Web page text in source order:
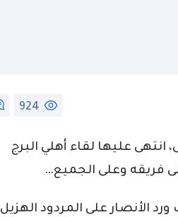
924
عليها لقاء أهلي البرج
فريقه وعلى الجميع…
الأنصار على المردود الهزيل